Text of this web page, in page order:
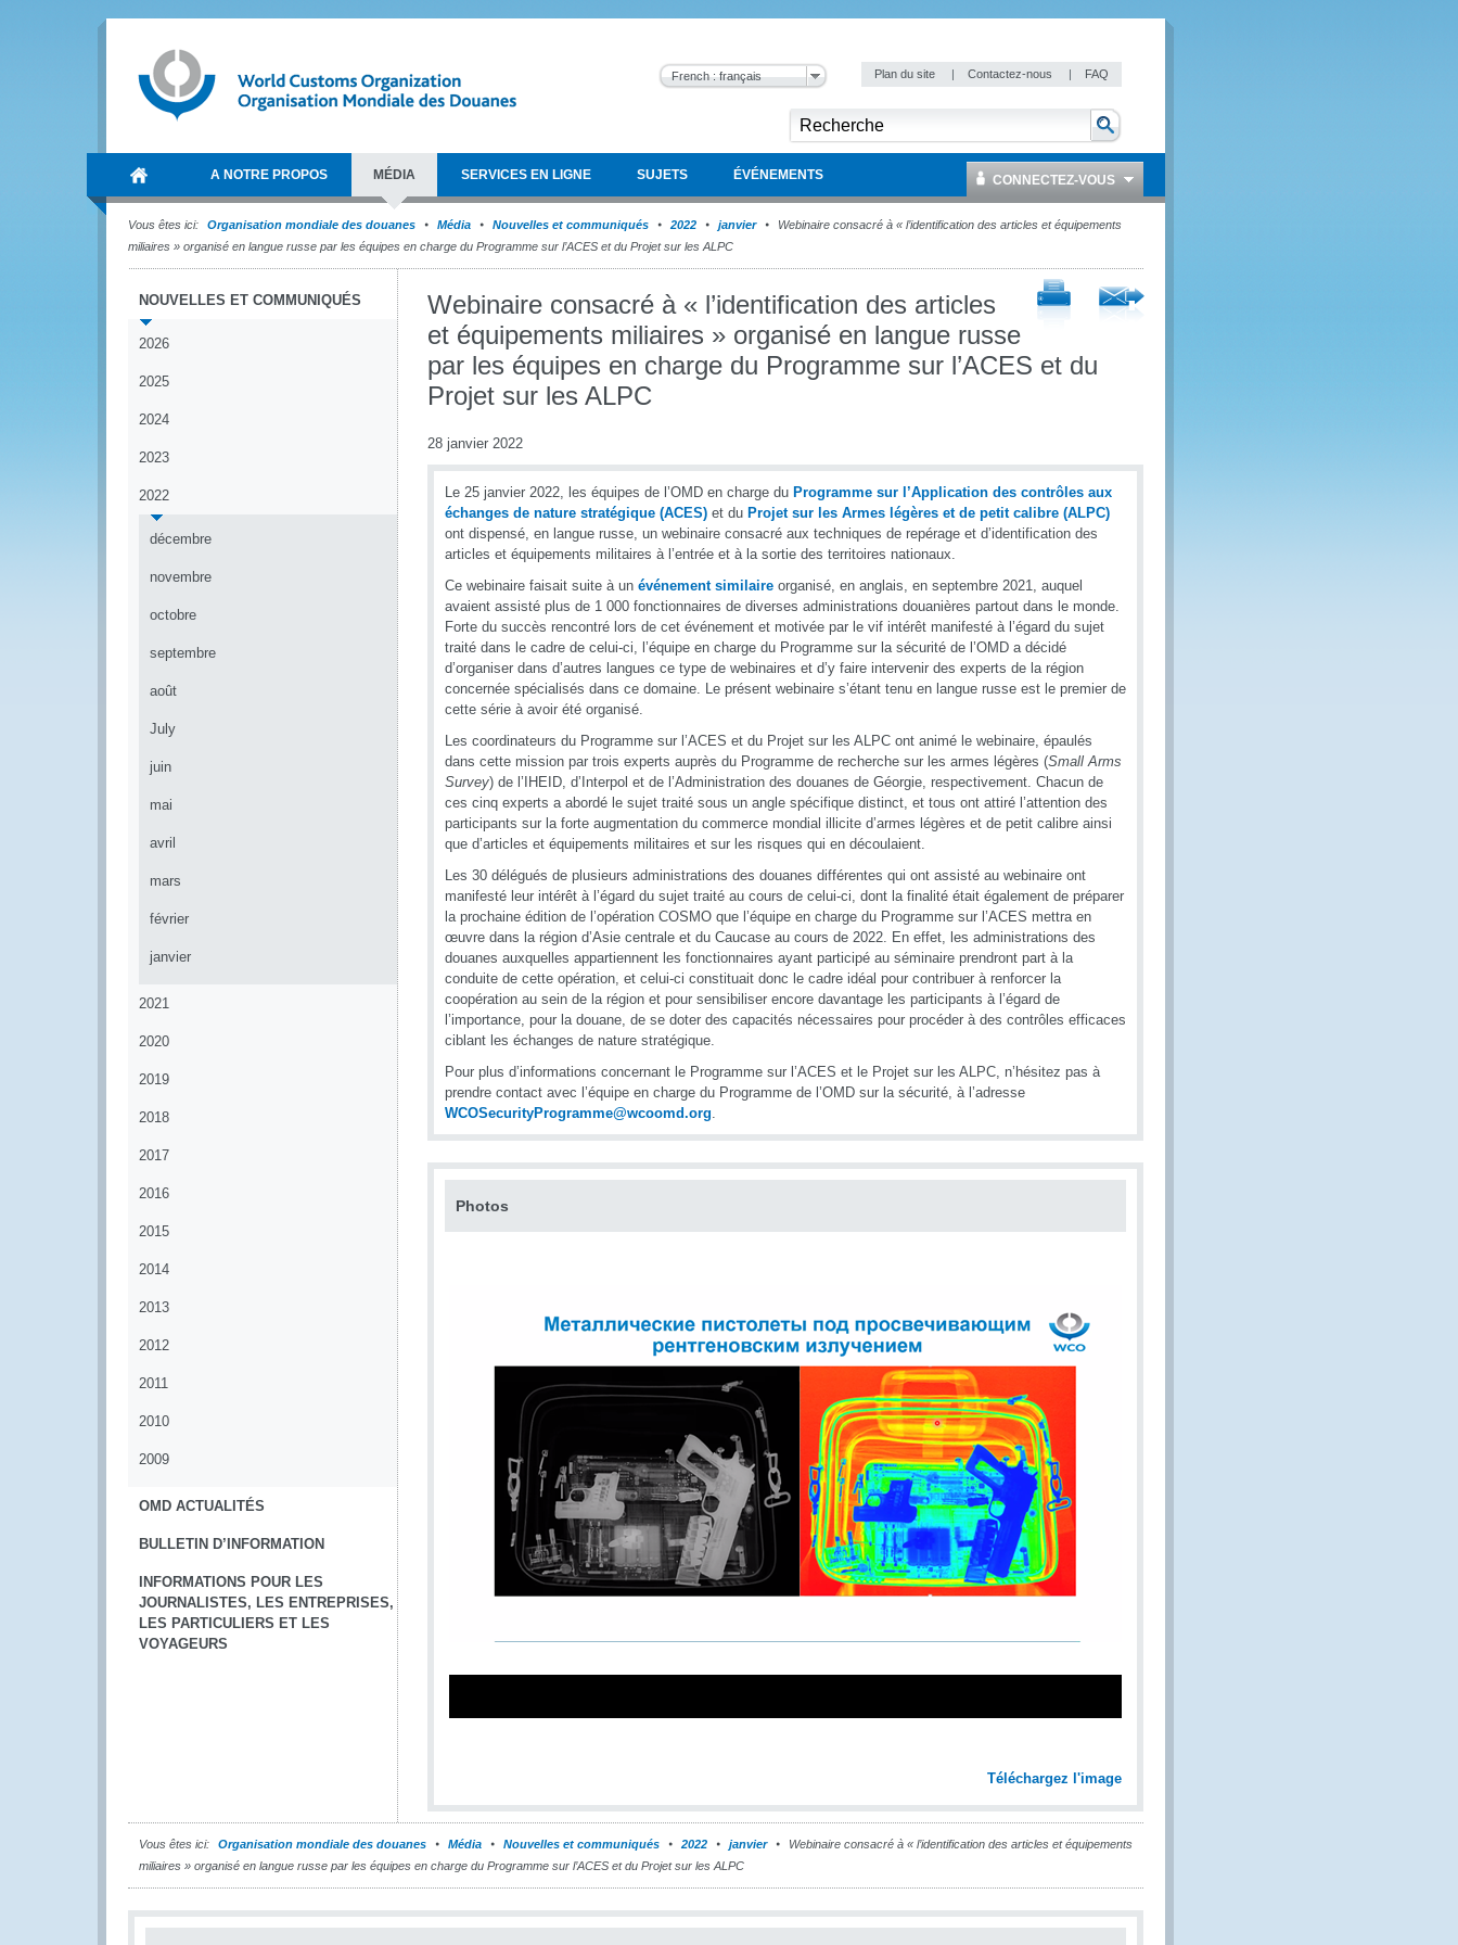
French : français Plan du site | Contactez-nous | FAQ
A NOTRE PROPOS MÉDIA SERVICES EN LIGNE SUJETS ÉVÉNEMENTS CONNECTEZ-VOUS
Vous êtes ici: Organisation mondiale des douanes Média Nouvelles et communiqués 2022 janvier
Webinaire consacré à « l’identification des articles et équipements
miliaires » organisé en langue russe par les équipes en charge du Programme sur l’ACES et du Projet sur les ALPC
NOUVELLES ET COMMUNIQUÉS
2026
2025
2024
2023
2022
décembre
novembre
octobre
septembre
août
July
juin
mai
avril
mars
février
janvier
2021
2020
2019
2018
2017
2016
2015
2014
2013
2012
2011
2010
2009
OMD ACTUALITÉS
BULLETIN D’INFORMATION
INFORMATIONS POUR LES
JOURNALISTES, LES ENTREPRISES,
LES PARTICULIERS ET LES
VOYAGEURS
Webinaire consacré à « l’identification des articles
et équipements miliaires » organisé en langue russe
par les équipes en charge du Programme sur l’ACES et du
Projet sur les ALPC
28 janvier 2022
Le 25 janvier 2022, les équipes de l’OMD en charge du Programme sur l’Application des contrôles aux
échanges de nature stratégique (ACES) et du Projet sur les Armes légères et de petit calibre (ALPC)
ont dispensé, en langue russe, un webinaire consacré aux techniques de repérage et d’identification des
articles et équipements militaires à l’entrée et à la sortie des territoires nationaux.
Ce webinaire faisait suite à un événement similaire organisé, en anglais, en septembre 2021, auquel
avaient assisté plus de 1 000 fonctionnaires de diverses administrations douanières partout dans le monde.
Forte du succès rencontré lors de cet événement et motivée par le vif intérêt manifesté à l’égard du sujet
traité dans le cadre de celui-ci, l’équipe en charge du Programme sur la sécurité de l’OMD a décidé
d’organiser dans d’autres langues ce type de webinaires et d’y faire intervenir des experts de la région
concernée spécialisés dans ce domaine. Le présent webinaire s’étant tenu en langue russe est le premier de
cette série à avoir été organisé.
Les coordinateurs du Programme sur l’ACES et du Projet sur les ALPC ont animé le webinaire, épaulés
dans cette mission par trois experts auprès du Programme de recherche sur les armes légères (Small Arms
Survey) de l’IHEID, d’Interpol et de l’Administration des douanes de Géorgie, respectivement. Chacun de
ces cinq experts a abordé le sujet traité sous un angle spécifique distinct, et tous ont attiré l’attention des
participants sur la forte augmentation du commerce mondial illicite d’armes légères et de petit calibre ainsi
que d’articles et équipements militaires et sur les risques qui en découlaient.
Les 30 délégués de plusieurs administrations des douanes différentes qui ont assisté au webinaire ont
manifesté leur intérêt à l’égard du sujet traité au cours de celui-ci, dont la finalité était également de préparer
la prochaine édition de l’opération COSMO que l’équipe en charge du Programme sur l’ACES mettra en
œuvre dans la région d’Asie centrale et du Caucase au cours de 2022. En effet, les administrations des
douanes auxquelles appartiennent les fonctionnaires ayant participé au séminaire prendront part à la
conduite de cette opération, et celui-ci constituait donc le cadre idéal pour contribuer à renforcer la
coopération au sein de la région et pour sensibiliser encore davantage les participants à l’égard de
l’importance, pour la douane, de se doter des capacités nécessaires pour procéder à des contrôles efficaces
ciblant les échanges de nature stratégique.
Pour plus d’informations concernant le Programme sur l’ACES et le Projet sur les ALPC, n’hésitez pas à
prendre contact avec l’équipe en charge du Programme de l’OMD sur la sécurité, à l’adresse
WCOSecurityProgramme@wcoomd.org.
Photos
Téléchargez l'image
Vous êtes ici: Organisation mondiale des douanes Média Nouvelles et communiqués 2022 janvier
Webinaire consacré à « l’identification des articles et équipements
miliaires » organisé en langue russe par les équipes en charge du Programme sur l’ACES et du Projet sur les ALPC